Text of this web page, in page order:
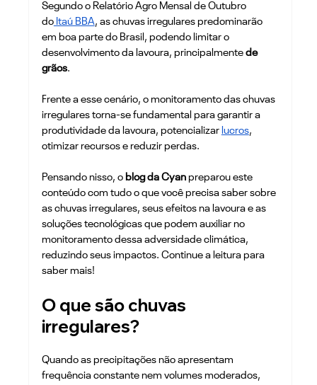
Segundo o Relatório Agro Mensal de Outubro
do Itaú BBA, as chuvas irregulares predominarão
em boa parte do Brasil, podendo limitar o
desenvolvimento da lavoura, principalmente de
grãos.
Frente a esse cenário, o monitoramento das chuvas
irregulares torna-se fundamental para garantir a
produtividade da lavoura, potencializar lucros,
otimizar recursos e reduzir perdas.
Pensando nisso, o blog da Cyan preparou este
conteúdo com tudo o que você precisa saber sobre
as chuvas irregulares, seus efeitos na lavoura e as
soluções tecnológicas que podem auxiliar no
monitoramento dessa adversidade climática,
reduzindo seus impactos. Continue a leitura para
saber mais!
O que são chuvas
irregulares?
Quando as precipitações não apresentam
frequência constante nem volumes moderados,